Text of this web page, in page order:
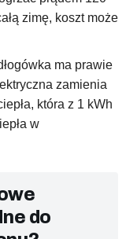
zimę, koszt może
ma prawie
zamienia
która z 1 kWh
w
do